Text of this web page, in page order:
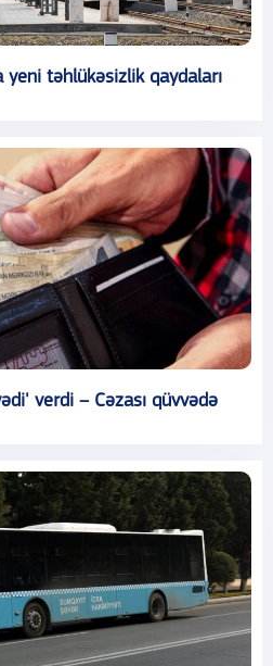
yeni təhlükəsizlik qaydaları
verdi – Cəzası qüvvədə